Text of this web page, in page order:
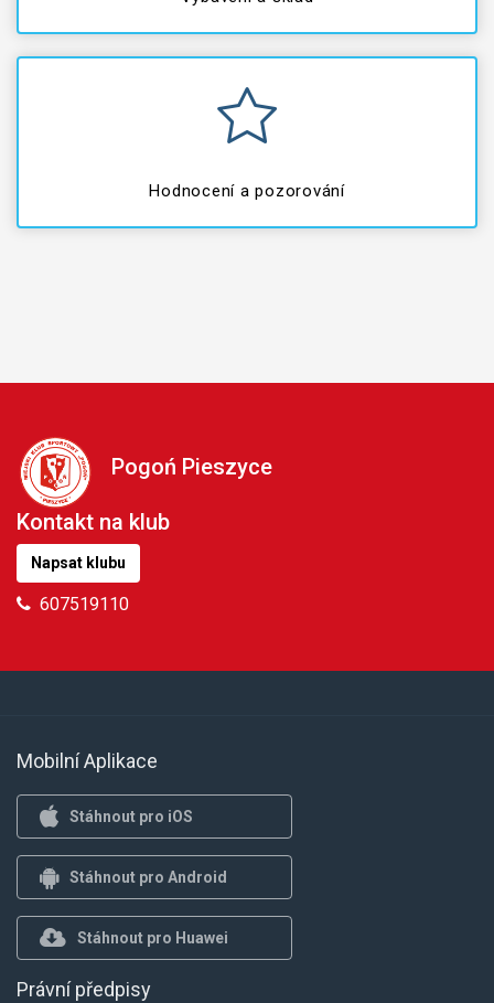
Hodnocení a pozorování
Pogoń Pieszyce
Kontakt na klub
Napsat klubu
607519110
Mobilní Aplikace
Stáhnout pro iOS
Stáhnout pro Android
Stáhnout pro Huawei
Právní předpisy